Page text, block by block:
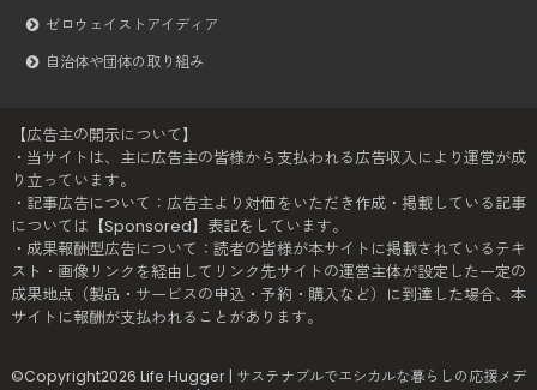
ゼロウェイストアイディア
自治体や団体の取り組み
【広告主の開示について】
・当サイトは、主に広告主の皆様から支払われる広告収入により運営が成
り立っています。
・記事広告について：広告主より対価をいただき作成・掲載している記事
については【Sponsored】表記をしています。
・成果報酬型広告について：読者の皆様が本サイトに掲載されているテキ
スト・画像リンクを経由してリンク先サイトの運営主体が設定した一定の
成果地点（製品・サービスの申込・予約・購入など）に到達した場合、本
サイトに報酬が支払われることがあります。
©Copyright2026Life Hugger | サステナブルでエシカルな暮らしの応援メデ